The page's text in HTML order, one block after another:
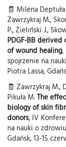
🧾 Milena
Zawrzykraj M.,
P., Zieliński J.,
PDGF-BB
of wound healing,
spojrzenie na
Piotra Lassa,
🧾 Zawrzykraj M.,
Pikuła M.The
biology of skin
donors, IV
na nauki o
Gdańsk, 13-15